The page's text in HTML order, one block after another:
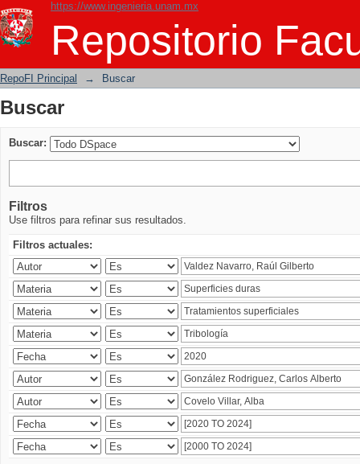
https://www.ingenieria.unam.mx
Repositorio
Buscar
RepoFI Principal → Buscar
Buscar
Buscar:
Filtros
Use filtros para refinar sus resultados.
Filtros actuales: